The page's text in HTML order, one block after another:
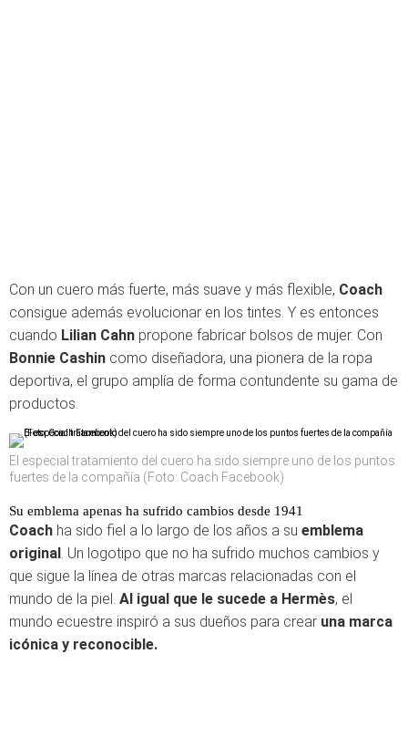
Con un cuero más fuerte, más suave y más flexible, Coach
consigue además evolucionar en los tintes. Y es entonces
cuando Lilian Cahn propone fabricar bolsos de mujer. Con
Bonnie Cashin como diseñadora, una pionera de la ropa
deportiva, el grupo amplía de forma contundente su gama de
productos.
El especial tratamiento del cuero ha sido siempre uno de los puntos
fuertes de la compañía (Foto: Coach Facebook)
Su emblema apenas ha sufrido cambios desde 1941
Coach ha sido fiel a lo largo de los años a su emblema
original. Un logotipo que no ha sufrido muchos cambios y
que sigue la línea de otras marcas relacionadas con el
mundo de la piel. Al igual que le sucede a Hermès, el
mundo ecuestre inspiró a sus dueños para crear una marca
icónica y reconocible.